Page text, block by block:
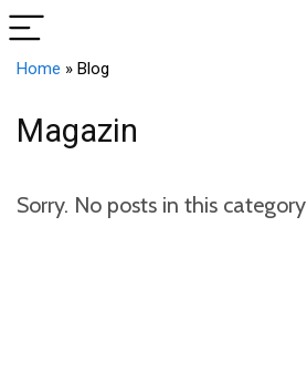
Home » Blog
Magazin
Sorry. No posts in this